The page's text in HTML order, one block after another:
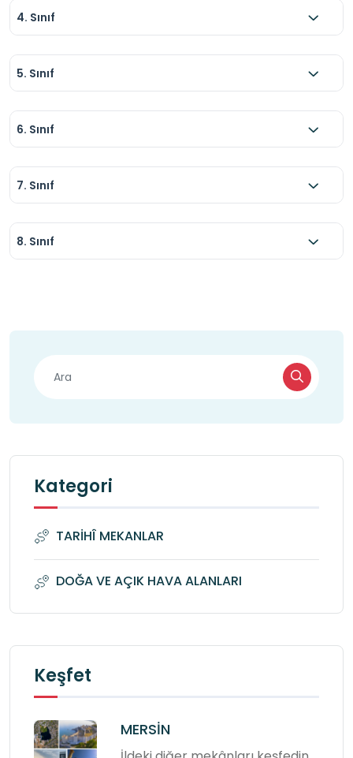
4. Sınıf
5. Sınıf
6. Sınıf
7. Sınıf
8. Sınıf
Kategori
TARİHÎ MEKANLAR
DOĞA VE AÇIK HAVA ALANLARI
Keşfet
MERSİN